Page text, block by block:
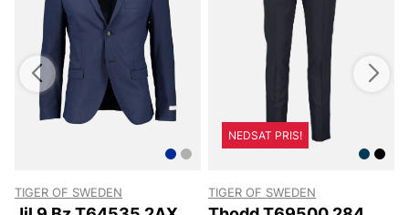
TIGER OF SWEDEN
NEDSAT PRIS!
TIGER OF SWEDEN